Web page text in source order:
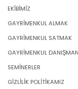
EKİBİMİZ
GAYRİMENKUL ALMAK
GAYRİMENKUL SATMAK
GAYRİMENKUL
SEMİNERLER
GİZLİLİK POLİTİKAMIZ